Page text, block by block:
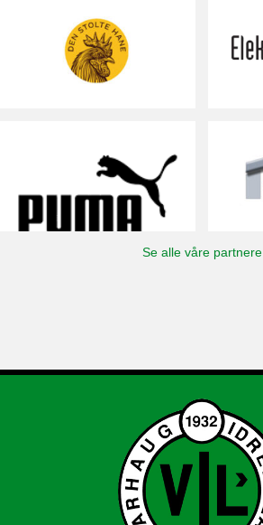
Se alle våre partnere